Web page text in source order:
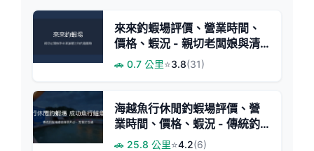
來來釣蝦場評價、營業時間、
價格、蝦況 - 親切老闆娘與清
澈蝦池
🚗 0.7 公里⭐3.8(31)
海越魚行休閒釣蝦場評價、營
業時間、價格、蝦況 - 傳統釣
蝦與美味熱炒
🚗 25.8 公里⭐4.2(6)